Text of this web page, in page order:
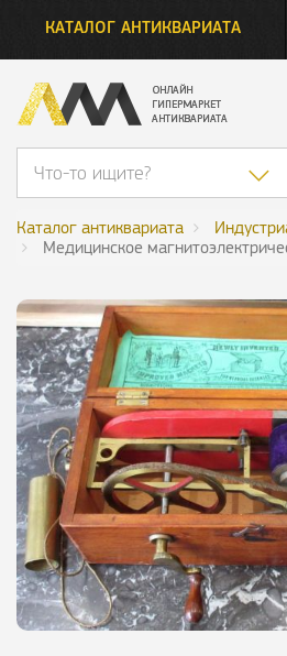
КАТАЛОГ АНТИКВАРИАТА
Каталог антиквариата
Медицинское